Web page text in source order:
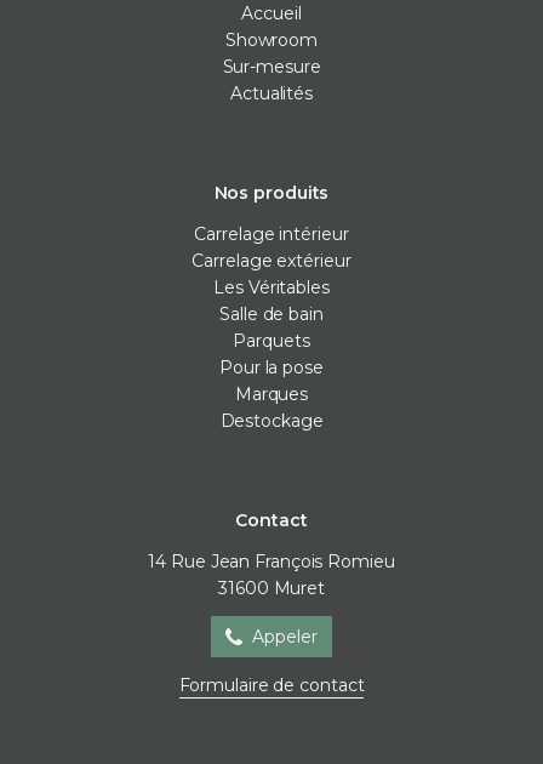
Accueil
Showroom
Sur-mesure
Actualités
Nos produits
Carrelage intérieur
Carrelage extérieur
Les Véritables
Salle de bain
Parquets
Pour la pose
Marques
Destockage
Contact
14 Rue Jean François Romieu
31600 Muret
Appeler
Formulaire de contact